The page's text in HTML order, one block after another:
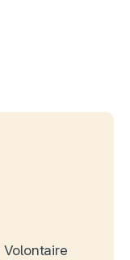
Volontaire